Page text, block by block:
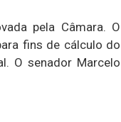
pela Câmara. O
fins de cálculo do
O senador Marcelo